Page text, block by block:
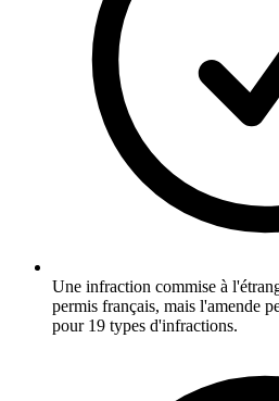
Une infraction commise à
permis français, mais l'amende
pour 19 types d'infractions.